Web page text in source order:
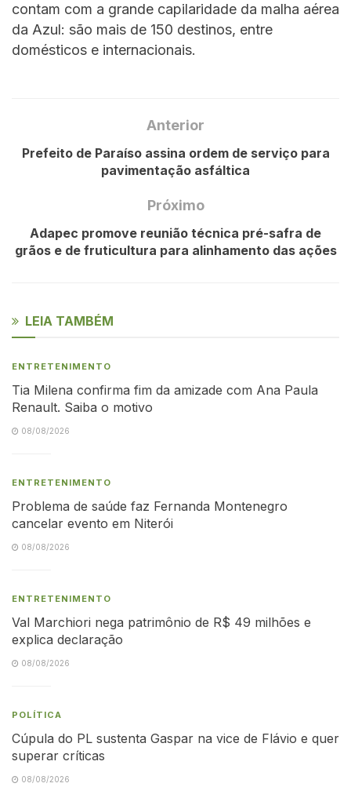
contam com a grande capilaridade da malha aérea
da Azul: são mais de 150 destinos, entre
domésticos e internacionais.
Anterior
Prefeito de Paraíso assina ordem de serviço para
pavimentação asfáltica
Próximo
Adapec promove reunião técnica pré-safra de
grãos e de fruticultura para alinhamento das ações
LEIA TAMBÉM
ENTRETENIMENTO
Tia Milena confirma fim da amizade com Ana Paula
Renault. Saiba o motivo
08/08/2026
ENTRETENIMENTO
Problema de saúde faz Fernanda Montenegro
cancelar evento em Niterói
08/08/2026
ENTRETENIMENTO
Val Marchiori nega patrimônio de R$ 49 milhões e
explica declaração
08/08/2026
POLÍTICA
Cúpula do PL sustenta Gaspar na vice de Flávio e quer
superar críticas
08/08/2026